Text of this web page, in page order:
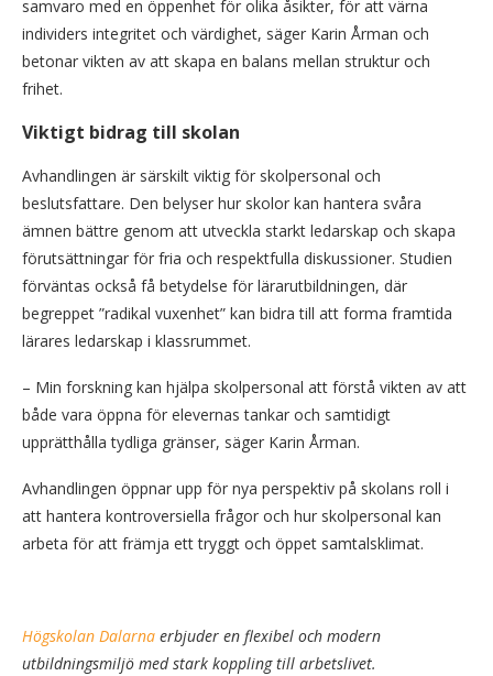
samvaro med en öppenhet för olika åsikter, för att värna
individers integritet och värdighet, säger Karin Årman och
betonar vikten av att skapa en balans mellan struktur och
frihet.
Viktigt bidrag till skolan
Avhandlingen är särskilt viktig för skolpersonal och
beslutsfattare. Den belyser hur skolor kan hantera svåra
ämnen bättre genom att utveckla starkt ledarskap och skapa
förutsättningar för fria och respektfulla diskussioner. Studien
förväntas också få betydelse för lärarutbildningen, där
begreppet ”radikal vuxenhet” kan bidra till att forma framtida
lärares ledarskap i klassrummet.
– Min forskning kan hjälpa skolpersonal att förstå vikten av att
både vara öppna för elevernas tankar och samtidigt
upprätthålla tydliga gränser, säger Karin Årman.
Avhandlingen öppnar upp för nya perspektiv på skolans roll i
att hantera kontroversiella frågor och hur skolpersonal kan
arbeta för att främja ett tryggt och öppet samtalsklimat.
Högskolan Dalarna erbjuder en flexibel och modern
utbildningsmiljö med stark koppling till arbetslivet.